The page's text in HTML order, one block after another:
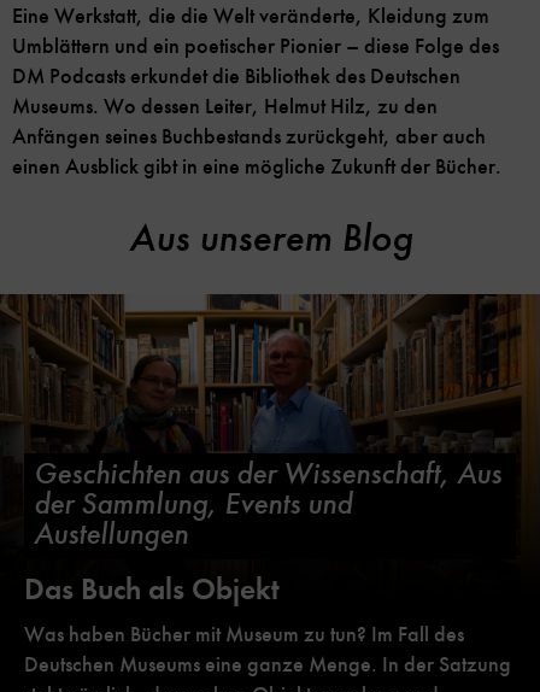
Eine Werkstatt, die die Welt veränderte, Kleidung zum
Umblättern und ein poetischer Pionier – diese Folge des
DM Podcasts erkundet die Bibliothek des Deutschen
Museums. Wo dessen Leiter, Helmut Hilz, zu den
Anfängen seines Buchbestands zurückgeht, aber auch
einen Ausblick gibt in eine mögliche Zukunft der Bücher.
Aus unserem Blog
Geschichten aus der Wissenschaft, Aus
der Sammlung, Events und
Austellungen
Das Buch als Objekt
Was haben Bücher mit Museum zu tun? Im Fall des
Deutschen Museums eine ganze Menge. In der Satzung